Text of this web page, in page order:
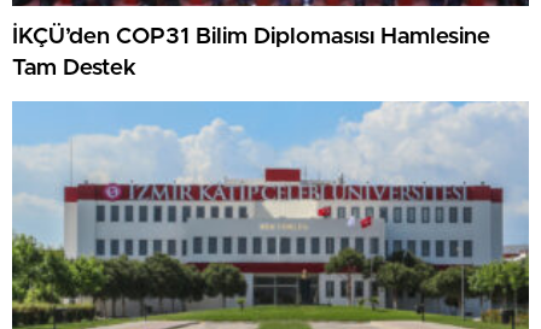
İKÇÜ’den COP31 Bilim Diplomasısı Hamlesine
Tam Destek